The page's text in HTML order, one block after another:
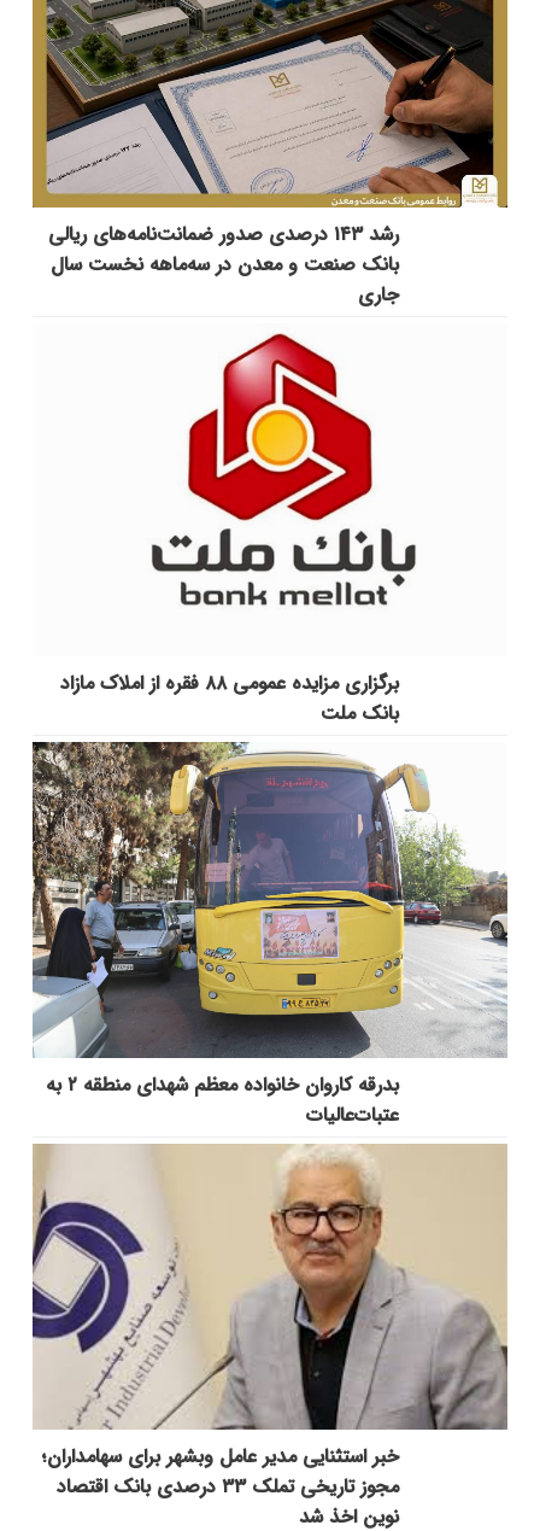
رشد ۱۴۳ درصدی صدور ضمانت‌نامه‌های ریالی
بانک صنعت و معدن در سه‌ماهه نخست سال
جاری
برگزاری مزایده عمومی ۸۸ فقره از املاک مازاد
بانک ملت
بدرقه کاروان خانواده معظم شهدای منطقه ۲ به
عتبات‌عالیات
خبر استثنایی مدیر عامل وبشهر برای سهامداران؛
مجوز تاریخی تملک ۳۳ درصدی بانک اقتصاد
نوین اخذ شد